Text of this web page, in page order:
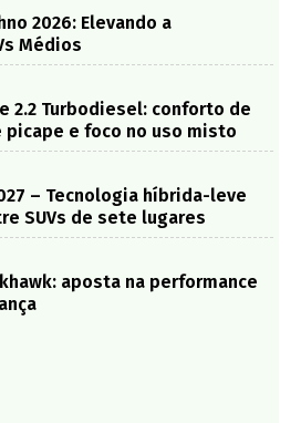
2026: Elevando a
Médios
2.2 Turbodiesel: conforto de
picape e foco no uso misto
– Tecnologia híbrida-leve
SUVs de sete lugares
aposta na performance